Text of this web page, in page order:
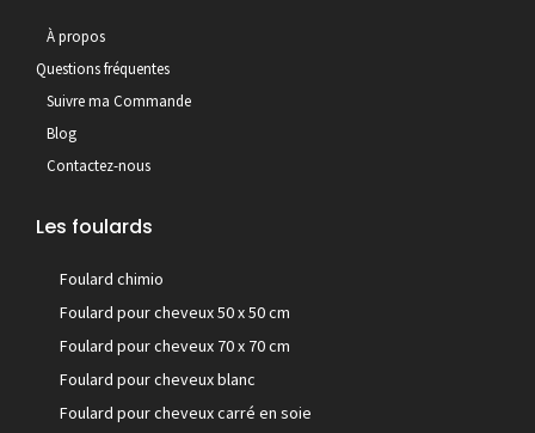
À propos
Questions fréquentes
Suivre ma Commande
Blog
Contactez-nous
Les foulards
Foulard chimio
Foulard pour cheveux 50 x 50 cm
Foulard pour cheveux 70 x 70 cm
Foulard pour cheveux blanc
Foulard pour cheveux carré en soie